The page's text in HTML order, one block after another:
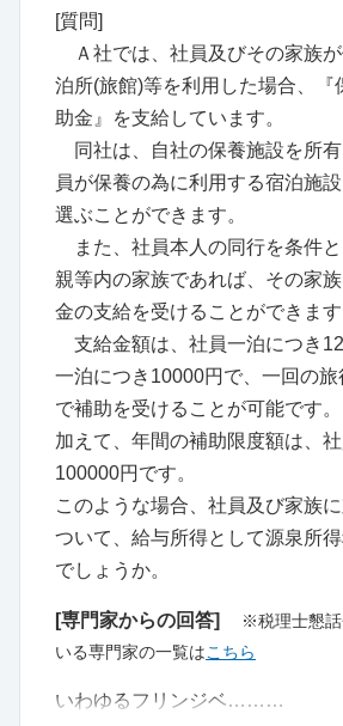
[質問]
Ａ社では、社員及びその家族
泊所(旅館)等を利用した場合、『
助金』を支給しています。
同社は、自社の保養施設を所
員が保養の為に利用する宿泊施
選ぶことができます。
また、社員本人の同行を条件
親等内の家族であれば、その家
金の支給を受けることができます
支給金額は、社員一泊につき
一泊につき10000円で、一回の旅
で補助を受けることが可能です。
加えて、年間の補助限度額は、
100000円です。
このような場合、社員及び家族
ついて、給与所得として源泉所
でしょうか。
[専門家からの回答]
※税理士懇話
いる専門家の一覧はこちら
いわゆるフリンジベ………